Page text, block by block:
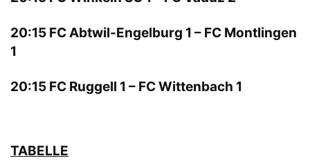
20:15 FC Abtwil-Engelburg 1 – FC Montlingen
1
20:15 FC Ruggell 1 – FC Wittenbach 1
TABELLE